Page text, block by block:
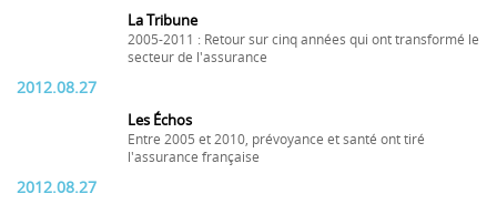
La Tribune
2005-2011 : Retour sur cinq années qui ont transformé le
secteur de l'assurance
2012.08.27
Les Échos
Entre 2005 et 2010, prévoyance et santé ont tiré
l'assurance française
2012.08.27